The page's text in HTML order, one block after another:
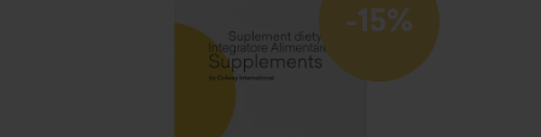
-15%